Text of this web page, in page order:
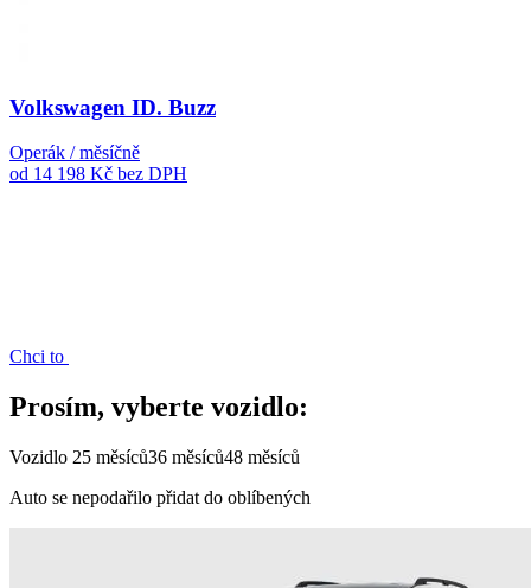
Volkswagen ID. Buzz
Operák / měsíčně
od 14 198 Kč bez DPH
Chci to
Prosím, vyberte vozidlo:
Vozidlo 25 měsíců36 měsíců48 měsíců
Auto se nepodařilo přidat do oblíbených